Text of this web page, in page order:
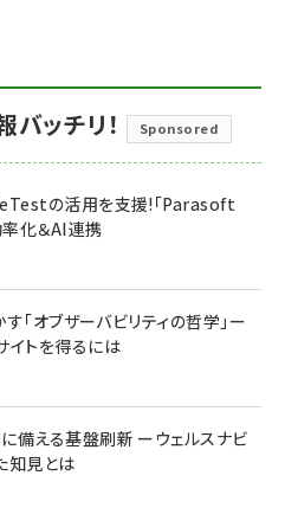
ッチリ！ Sponsored
の活用を支援!「Parasoft
化＆AI連携
「オブザーバビリティの哲学」ー
イトを得るには
備える基盤刷新 ーウェルスナビ
知見とは